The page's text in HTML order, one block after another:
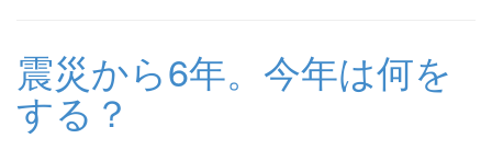
震災から6年。今年は何を
する？